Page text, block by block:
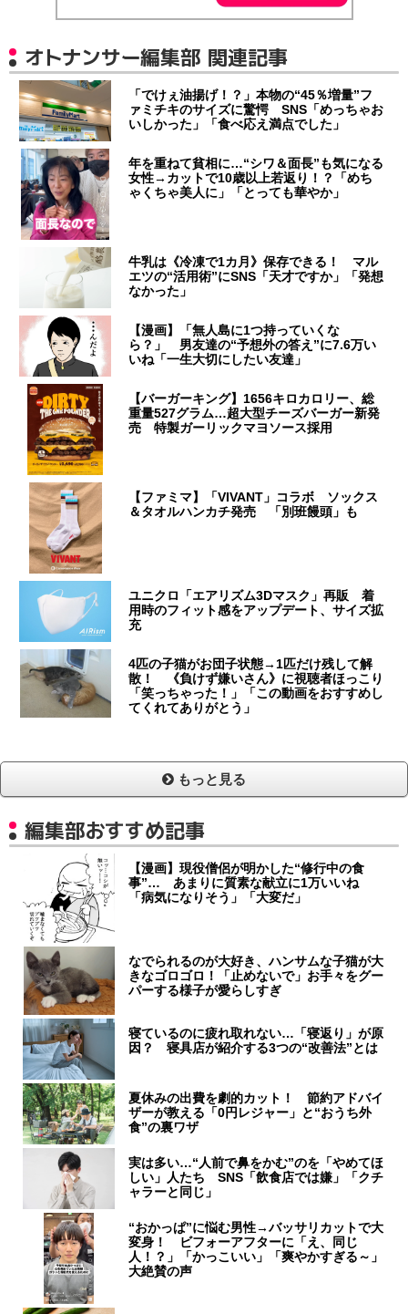
オトナンサー編集部 関連記事
「でけぇ油揚げ！？」本物の“45％増量”フ
ァミチキのサイズに驚愕 SNS「めっちゃお
いしかった」「食べ応え満点でした」
年を重ねて貧相に…“シワ＆面長”も気になる
女性→カットで10歳以上若返り！？「めち
ゃくちゃ美人に」「とっても華やか」
牛乳は《冷凍で1カ月》保存できる！ マル
エツの“活用術”にSNS「天才ですか」「発想
なかった」
【漫画】「無人島に1つ持っていくな
ら？」 男友達の“予想外の答え”に7.6万い
いね「一生大切にしたい友達」
【バーガーキング】1656キロカロリー、総
重量527グラム…超大型チーズバーガー新発
売 特製ガーリックマヨソース採用
【ファミマ】「VIVANT」コラボ ソックス
＆タオルハンカチ発売 「別班饅頭」も
ユニクロ「エアリズム3Dマスク」再販 着
用時のフィット感をアップデート、サイズ拡
充
4匹の子猫がお団子状態→1匹だけ残して解
散！ 《負けず嫌いさん》に視聴者ほっこり
「笑っちゃった！」「この動画をおすすめし
てくれてありがとう」
もっと見る
編集部おすすめ記事
【漫画】現役僧侶が明かした“修行中の食
事”… あまりに質素な献立に1万いいね
「病気になりそう」「大変だ」
なでられるのが大好き、ハンサムな子猫が大
きなゴロゴロ！「止めないで」お手々をグー
パーする様子が愛らしすぎ
寝ているのに疲れ取れない…「寝返り」が原
因？ 寝具店が紹介する3つの“改善法”とは
夏休みの出費を劇的カット！ 節約アドバイ
ザーが教える「0円レジャー」と“おうち外
食”の裏ワザ
実は多い…“人前で鼻をかむ”のを「やめてほ
しい」人たち SNS「飲食店では嫌」「クチ
ャラーと同じ」
“おかっぱ”に悩む男性→バッサリカットで大
変身！ ビフォーアフターに「え、同じ
人！？」「かっこいい」「爽やかすぎる～」
大絶賛の声